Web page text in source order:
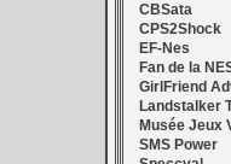
CBSata
CPS2Shock
EF-Nes
Fan de la
GirlFriend
Landstalker
Musée Jeux
SMS Power